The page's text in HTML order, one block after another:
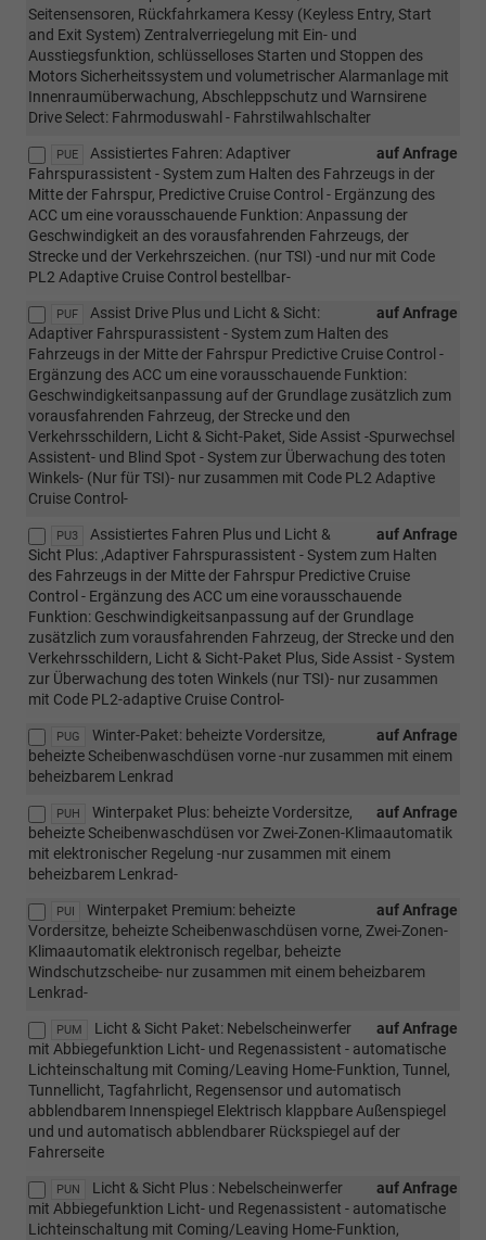
Seitensensoren, Rückfahrkamera Kessy (Keyless Entry, Start
and Exit System) Zentralverriegelung mit Ein- und
Ausstiegsfunktion, schlüsselloses Starten und Stoppen des
Motors Sicherheitssystem und volumetrischer Alarmanlage mit
Innenraumüberwachung, Abschleppschutz und Warnsirene
Drive Select: Fahrmoduswahl - Fahrstilwahlschalter
PUE auf Anfrage
Assistiertes Fahren: Adaptiver
Fahrspurassistent - System zum Halten des Fahrzeugs in der
Mitte der Fahrspur, Predictive Cruise Control - Ergänzung des
ACC um eine vorausschauende Funktion: Anpassung der
Geschwindigkeit an des vorausfahrenden Fahrzeugs, der
Strecke und der Verkehrszeichen. (nur TSI) -und nur mit Code
PL2 Adaptive Cruise Control bestellbar-
PUF auf Anfrage
Assist Drive Plus und Licht & Sicht:
Adaptiver Fahrspurassistent - System zum Halten des
Fahrzeugs in der Mitte der Fahrspur Predictive Cruise Control -
Ergänzung des ACC um eine vorausschauende Funktion:
Geschwindigkeitsanpassung auf der Grundlage zusätzlich zum
vorausfahrenden Fahrzeug, der Strecke und den
Verkehrsschildern, Licht & Sicht-Paket, Side Assist -Spurwechsel
Assistent- und Blind Spot - System zur Überwachung des toten
Winkels- (Nur für TSI)- nur zusammen mit Code PL2 Adaptive
Cruise Control-
PU3 auf Anfrage
Assistiertes Fahren Plus und Licht &
Sicht Plus: ,Adaptiver Fahrspurassistent - System zum Halten
des Fahrzeugs in der Mitte der Fahrspur Predictive Cruise
Control - Ergänzung des ACC um eine vorausschauende
Funktion: Geschwindigkeitsanpassung auf der Grundlage
zusätzlich zum vorausfahrenden Fahrzeug, der Strecke und den
Verkehrsschildern, Licht & Sicht-Paket Plus, Side Assist - System
zur Überwachung des toten Winkels (nur TSI)- nur zusammen
mit Code PL2-adaptive Cruise Control-
PUG auf Anfrage
Winter-Paket: beheizte Vordersitze,
beheizte Scheibenwaschdüsen vorne -nur zusammen mit einem
beheizbarem Lenkrad
PUH auf Anfrage
Winterpaket Plus: beheizte Vordersitze,
beheizte Scheibenwaschdüsen vor Zwei-Zonen-Klimaautomatik
mit elektronischer Regelung -nur zusammen mit einem
beheizbarem Lenkrad-
PUI auf Anfrage
Winterpaket Premium: beheizte
Vordersitze, beheizte Scheibenwaschdüsen vorne, Zwei-Zonen-
Klimaautomatik elektronisch regelbar, beheizte
Windschutzscheibe- nur zusammen mit einem beheizbarem
Lenkrad-
PUM auf Anfrage
Licht & Sicht Paket: Nebelscheinwerfer
mit Abbiegefunktion Licht- und Regenassistent - automatische
Lichteinschaltung mit Coming/Leaving Home-Funktion, Tunnel,
Tunnellicht, Tagfahrlicht, Regensensor und automatisch
abblendbarem Innenspiegel Elektrisch klappbare Außenspiegel
und und automatisch abblendbarer Rückspiegel auf der
Fahrerseite
PUN auf Anfrage
Licht & Sicht Plus : Nebelscheinwerfer
mit Abbiegefunktion Licht- und Regenassistent - automatische
Lichteinschaltung mit Coming/Leaving Home-Funktion,